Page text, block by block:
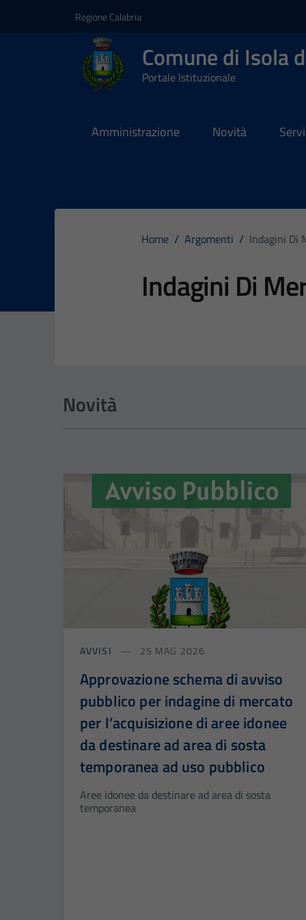
Regione Calabria
Comune di Isola
Portale Istituzionale
Amministrazione Novità
Home / Argomenti / Indagini Di
Indagini Di
Novità
AVVISI 25 MAG 2026
Approvazione schema di avviso
pubblico per indagine di mercato
per l’acquisizione di aree idonee
da destinare ad area di sosta
temporanea ad uso pubblico
Aree idonee da destinare ad area di sosta
temporanea